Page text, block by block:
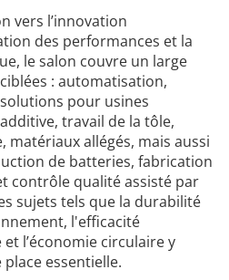
vers l’innovation
des performances et la
le salon couvre un large
: automatisation,
pour usines
travail de la tôle,
matériaux allégés, mais aussi
de batteries, fabrication
contrôle qualité assisté par
sujets tels que la durabilité
l'efficacité
l’économie circulaire y
essentielle.